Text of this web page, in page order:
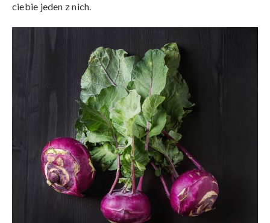
ciebie jeden z nich.